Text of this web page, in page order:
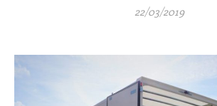
22/03/2019